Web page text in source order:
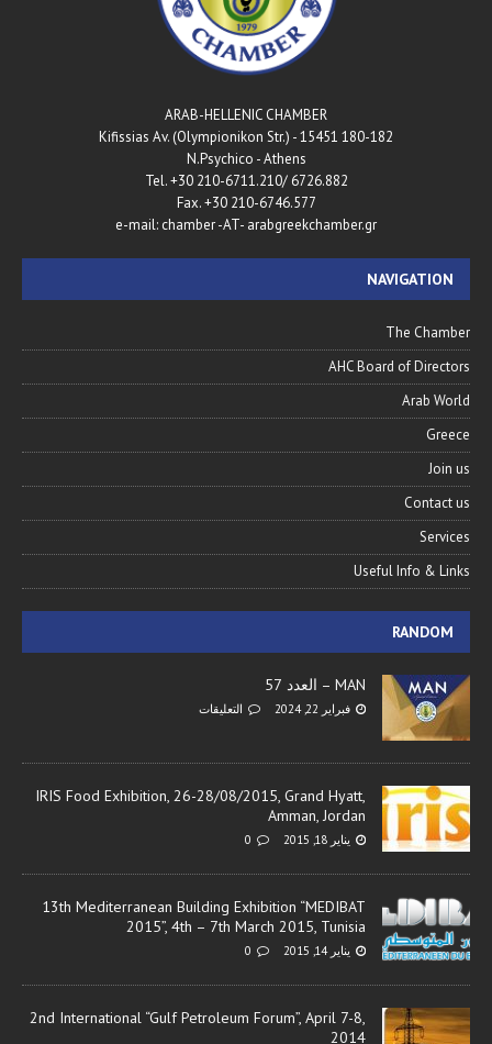
ARAB-HELLENIC CHAMBER
180-182 Kifissias Av. (Olympionikon Str.) - 15451
N.Psychico - Athens
Tel. +30 210-6711.210/ 6726.882
Fax. +30 210-6746.577
e-mail: chamber -AT- arabgreekchamber.gr
NAVIGATION
The Chamber
AHC Board of Directors
Arab World
Greece
Join us
Contact us
Services
Useful Info & Links
RANDOM
MAN – العدد 57
فبراير 22, 2024 التعليقات
IRIS Food Exhibition, 26-28/08/2015, Grand Hyatt,
Amman, Jordan
يناير 18, 2015 0
13th Mediterranean Building Exhibition “MEDIBAT
2015”, 4th – 7th March 2015, Tunisia
يناير 14, 2015 0
2nd International “Gulf Petroleum Forum”, April 7-8,
2014